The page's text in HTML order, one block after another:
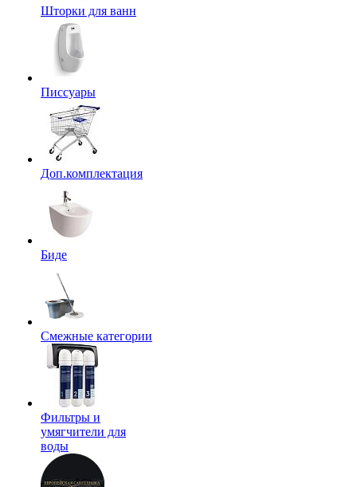
Шторки для ванн
Писсуары
Доп.комплектация
Биде
Смежные категории
Фильтры и
умягчители для
воды